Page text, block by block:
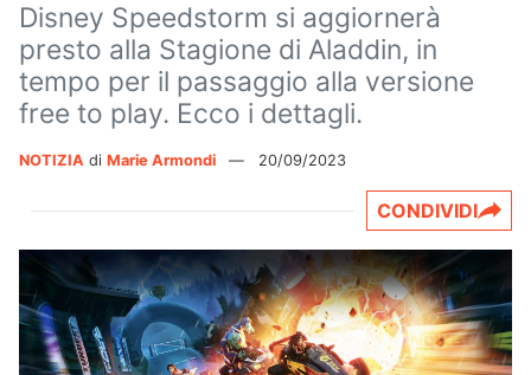
Disney Speedstorm si aggiornerà
presto alla Stagione di Aladdin, in
tempo per il passaggio alla versione
free to play. Ecco i dettagli.
NOTIZIA di Marie Armondi — 20/09/2023
CONDIVIDI